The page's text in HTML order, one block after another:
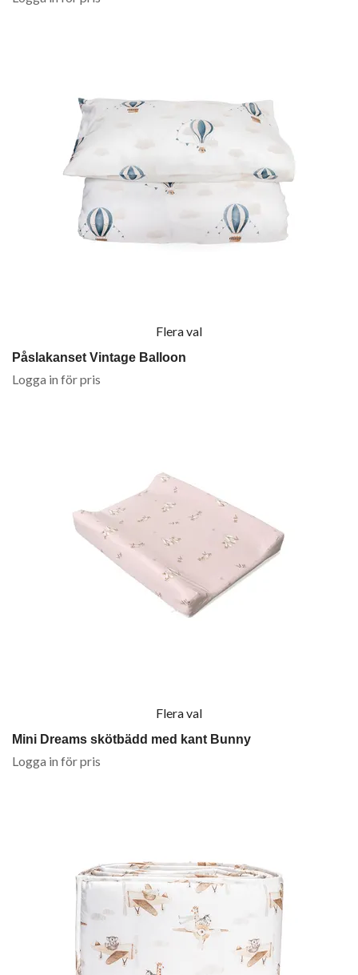
Flera val
Påslakanset Vintage Balloon
Logga in för pris
Flera val
Mini Dreams skötbädd med kant Bunny
Logga in för pris